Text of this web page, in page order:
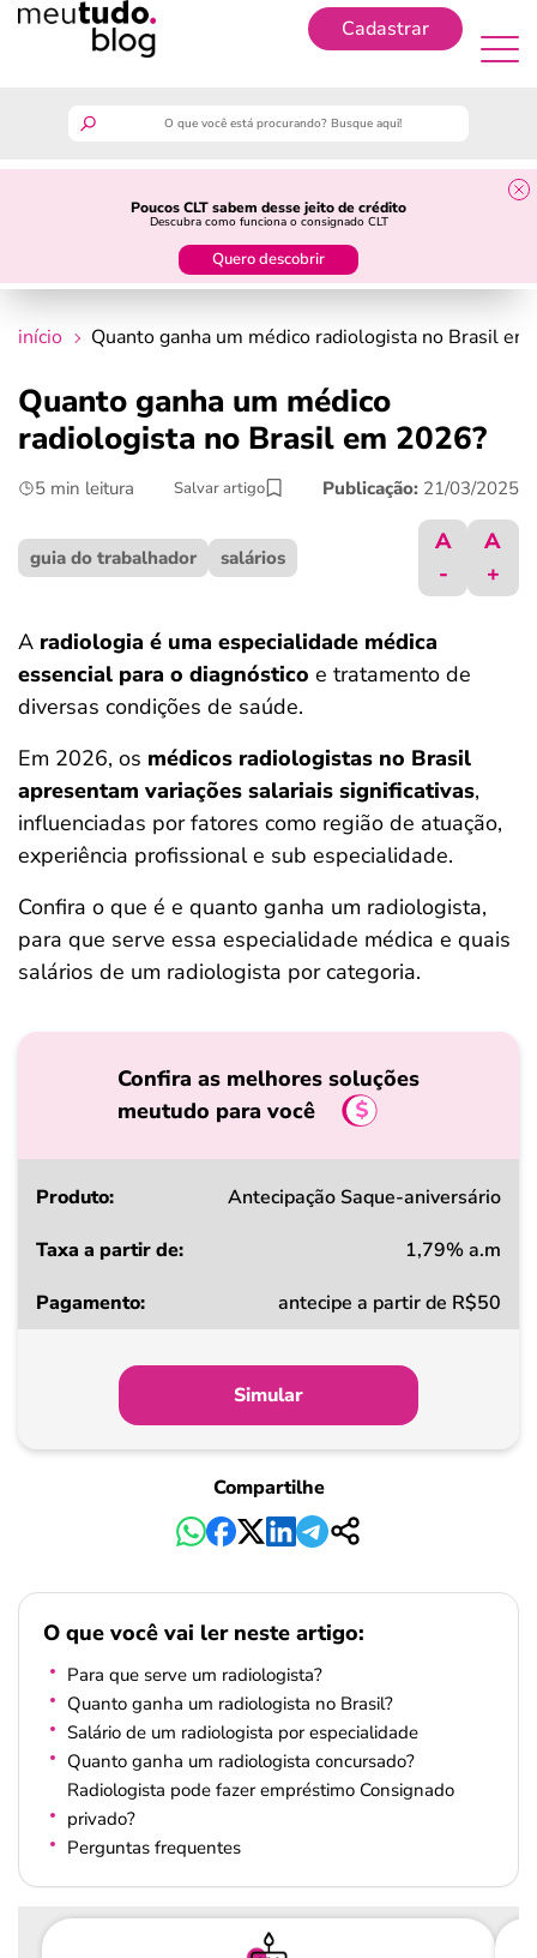
Cadastrar
Poucos CLT sabem desse jeito de crédito
Descubra como funciona o consignado CLT
Quero descobrir
guia do trabalhador
crédito fácil
últimas notícias
ferramentas
início Quanto ganha um médico radiologista no Brasil
Quanto ganha um médico
radiologista no Brasil em 2026?
5 min leitura Salvar artigo Publicação: 21/03/2025
guia do trabalhador salários
A
-
A
+
A radiologia é uma especialidade médica
essencial para o diagnóstico e tratamento de
diversas condições de saúde.
Em 2026, os médicos radiologistas no Brasil
apresentam variações salariais significativas,
influenciadas por fatores como região de atuação,
experiência profissional e sub especialidade.​
Confira o que é e quanto ganha um radiologista,
para que serve essa especialidade médica e quais
salários de um radiologista por categoria.
Confira as melhores soluções
meutudo para você
Produto
a
Pagamento
Antecipação Saque-aniversário
1,79% a.m
antecipe a partir de R$50
Simular
Compartilhe
O que você vai ler neste artigo:
Para que serve um radiologista?
Quanto ganha um radiologista no Brasil?
Salário de um radiologista por especialidade
Quanto ganha um radiologista concursado?
Radiologista pode fazer empréstimo Consignado
privado?
Perguntas frequentes